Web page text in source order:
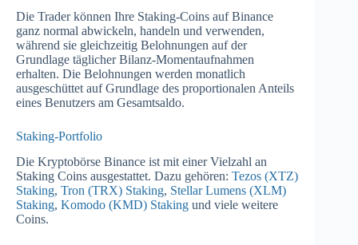
Die Trader können Ihre Staking-Coins auf Binance
ganz normal abwickeln, handeln und verwenden,
während sie gleichzeitig Belohnungen auf der
Grundlage täglicher Bilanz-Momentaufnahmen
erhalten. Die Belohnungen werden monatlich
ausgeschüttet auf Grundlage des proportionalen Anteils
eines Benutzers am Gesamtsaldo.
Staking-Portfolio
Die Kryptobörse Binance ist mit einer Vielzahl an
Staking Coins ausgestattet. Dazu gehören: Tezos (XTZ)
Staking, Tron (TRX) Staking, Stellar Lumens (XLM)
Staking, Komodo (KMD) Staking und viele weitere
Coins.